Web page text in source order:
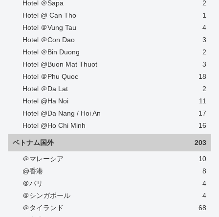
Hotel ＠Sapa
2
Hotel @ Can Tho
1
Hotel ＠Vung Tau
4
Hotel ＠Con Dao
3
Hotel ＠Bin Duong
2
Hotel @Buon Mat Thuot
3
Hotel ＠Phu Quoc
18
Hotel ＠Da Lat
2
Hotel @Ha Noi
11
Hotel @Da Nang / Hoi An
17
Hotel @Ho Chi Minh
16
ベトナム国外 203
＠マレーシア
10
@香港
8
＠バリ
4
＠シンガポール
4
＠タイランド
68